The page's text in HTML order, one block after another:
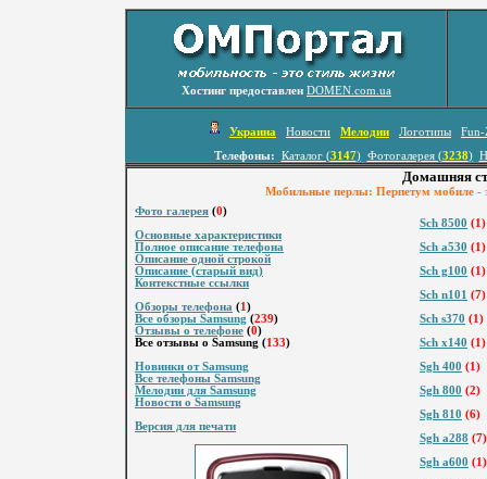
Хостинг предоставлен DOMEN.com.ua
Украина Новости Мелодии Логотипы
Fun-
Телефоны:
Каталог (3147) Фотогалерея (3238)
Домашняя
Мобильные перлы: Перпетyм мобиле -
Фото галерея (0)
Основные характеристики
Полное описание телефона
Описание одной строкой
Описание (старый вид)
Контекстные ссылки
Обзоры телефона (1 )
Все обзоры Samsung (239)
Отзывы о телефоне (0)
Все отзывы о Samsung (133)
Новинки от Samsung
Все телефоны Samsung
Мелодии для Samsung
Новости о Samsung
Версия для печати
Sch 8500 (1)
Sch a530 (1)
Sch g100 (1)
Sch n101 (7)
Sch s370 (1)
Sch x140 (1)
Sgh 400 (1)
Sgh 800 (2)
Sgh 810 (6)
Sgh a288 (7)
Sgh a600 (1)